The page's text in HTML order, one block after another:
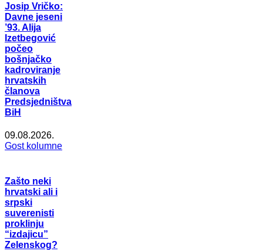
Josip Vričko:
Davne jeseni
’93. Alija
Izetbegović
počeo
bošnjačko
kadroviranje
hrvatskih
članova
Predsjedništva
BiH
09.08.2026.
Gost kolumne
Zašto neki
hrvatski ali i
srpski
suverenisti
proklinju
“izdajicu”
Zelenskog?